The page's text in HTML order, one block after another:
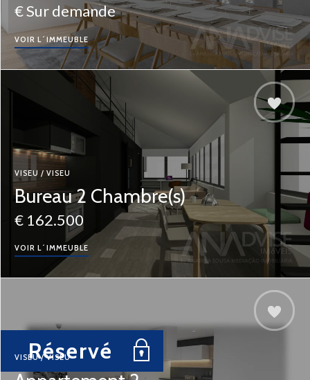
€ Sur demande
VOIR L´IMMEUBLE
VISEU / VISEU
Bureau 2 Chambre(s)
€ 162.500
VOIR L´IMMEUBLE
Réservé
VISEU / VISEU